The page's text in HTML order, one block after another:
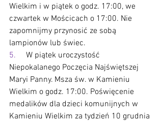
Wielkim i w piątek o godz. 17:00, we
czwartek w Mościcach o 17:00. Nie
zapomnijmy przynosić ze sobą
lampionów lub świec.
5. W piątek uroczystość
Niepokalanego Poczęcia Najświętszej
Maryi Panny. Msza św. w Kamieniu
Wielkim o godz. 17:00. Poświęcenie
medalików dla dzieci komunijnych w
Kamieniu Wielkim za tydzień 10 grudnia